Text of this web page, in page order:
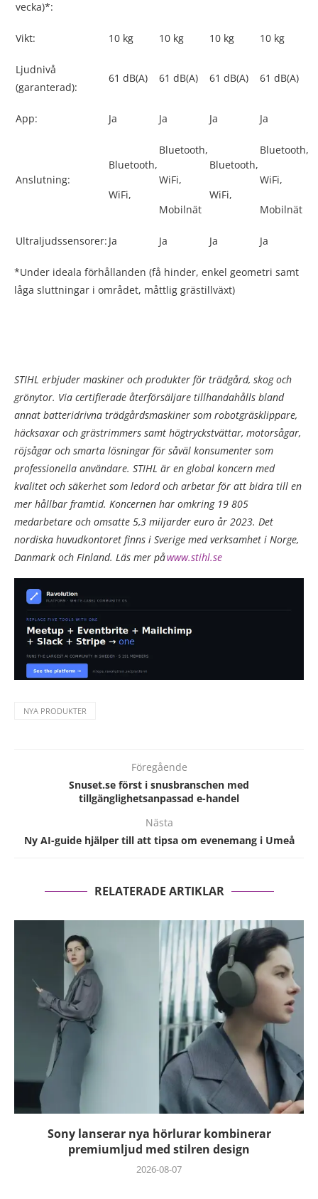
vecka)*:
Vikt: 10 kg 10 kg 10 kg 10 kg
Ljudnivå
(garanterad):
61 dB(A) 61 dB(A) 61 dB(A) 61 dB(A)
App: Ja Ja Ja Ja
Anslutning:
Bluetooth,
WiFi,
Bluetooth,
WiFi,
Mobilnät
Bluetooth,
WiFi,
Bluetooth,
WiFi,
Mobilnät
Ultraljudssensorer: Ja Ja Ja Ja
*Under ideala förhållanden (få hinder, enkel geometri samt
låga sluttningar i området, måttlig grästillväxt)
STIHL erbjuder maskiner och produkter för trädgård, skog och
grönytor. Via certifierade återförsäljare tillhandahålls bland
annat batteridrivna trädgårdsmaskiner som robotgräsklippare,
häcksaxar och grästrimmers samt högtryckstvättar, motorsågar,
röjsågar och smarta lösningar för såväl konsumenter som
professionella användare. STIHL är en global koncern med
kvalitet och säkerhet som ledord och arbetar för att bidra till en
mer hållbar framtid. Koncernen har omkring 19 805
medarbetare och omsatte 5,3 miljarder euro år 2023. Det
nordiska huvudkontoret finns i Sverige med verksamhet i Norge,
Danmark och Finland. Läs mer påwww.stihl.se
NYA PRODUKTER
Föregående
Snuset.se först i snusbranschen med
tillgänglighetsanpassad e-handel
Nästa
Ny AI-guide hjälper till att tipsa om evenemang i Umeå
RELATERADE ARTIKLAR
Sony lanserar nya hörlurar kombinerar
premiumljud med stilren design
2026-08-07